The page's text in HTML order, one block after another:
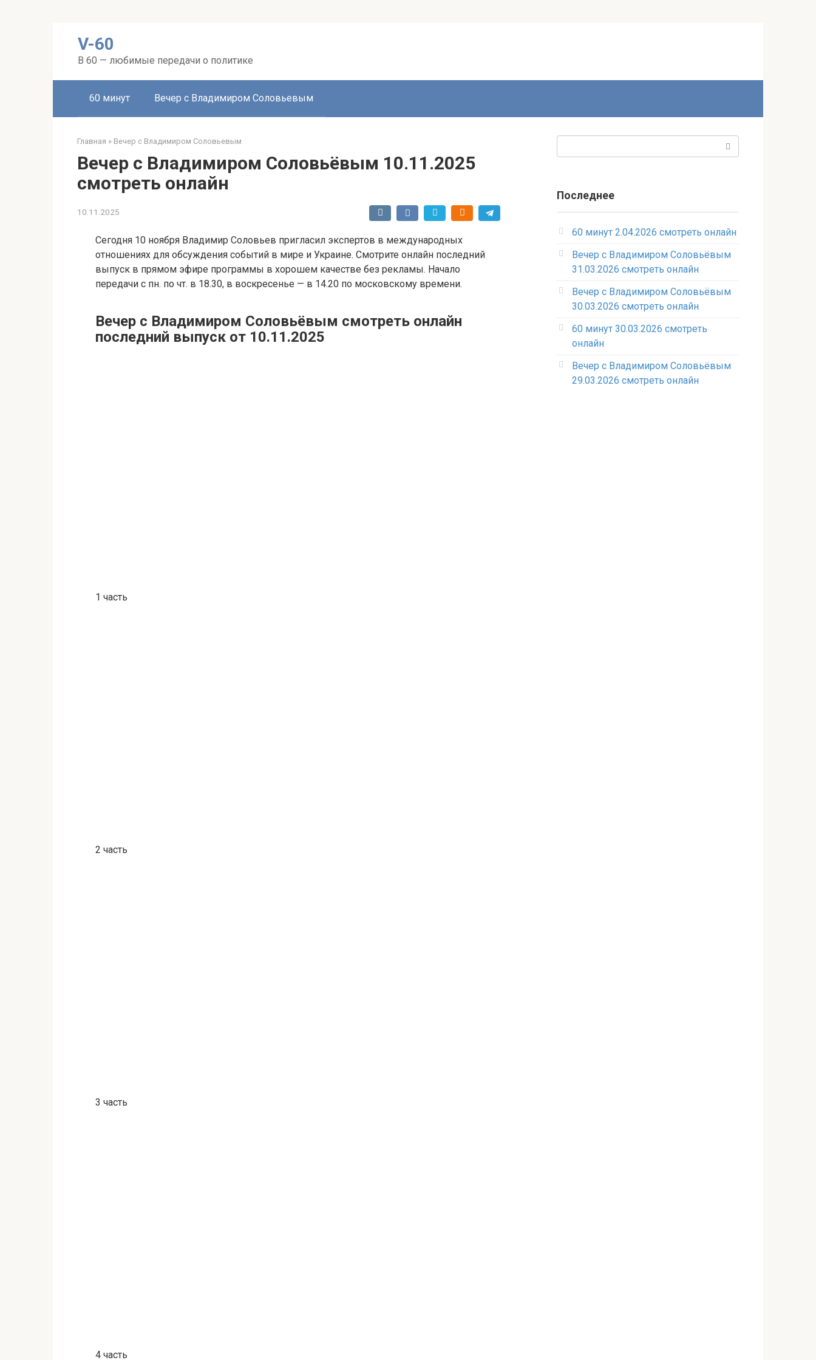
V-60
В 60 — любимые передачи о политике
60 минут Вечер с Владимиром Соловьевым
Главная » Вечер с Владимиром Соловьевым
Вечер с Владимиром Соловьёвым 10.11.2025
смотреть онлайн
10.11.2025
Сегодня 10 ноября Владимир Соловьев пригласил экспертов в международных
отношениях для обсуждения событий в мире и Украине. Смотрите онлайн последний
выпуск в прямом эфире программы в хорошем качестве без рекламы. Начало
передачи с пн. по чт. в 18.30, в воскресенье — в 14.20 по московскому времени.
Вечер с Владимиром Соловьёвым смотреть онлайн
последний выпуск от 10.11.2025
1 часть
2 часть
3 часть
4 часть
Последнее
60 минут 2.04.2026 смотреть онлайн
Вечер с Владимиром Соловьёвым
31.03.2026 смотреть онлайн
Вечер с Владимиром Соловьёвым
30.03.2026 смотреть онлайн
60 минут 30.03.2026 смотреть
онлайн
Вечер с Владимиром Соловьёвым
29.03.2026 смотреть онлайн